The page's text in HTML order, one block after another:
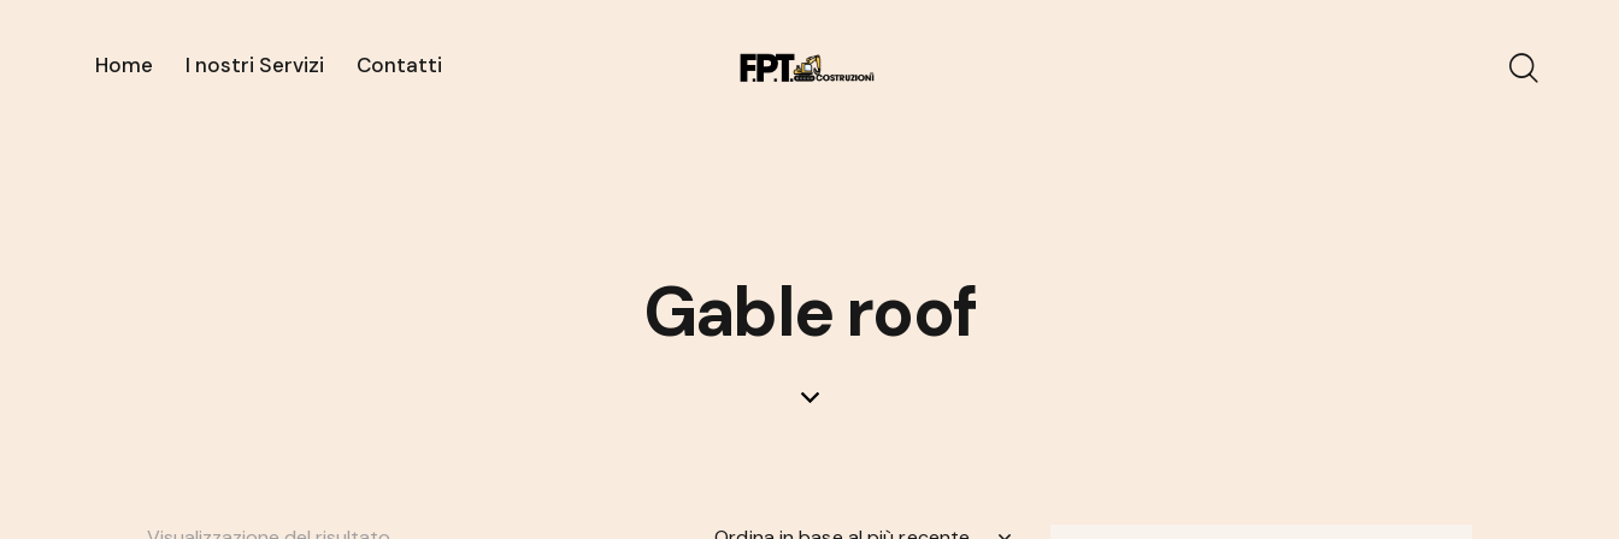
Home I nostri Servizi Contatti
Gable roof